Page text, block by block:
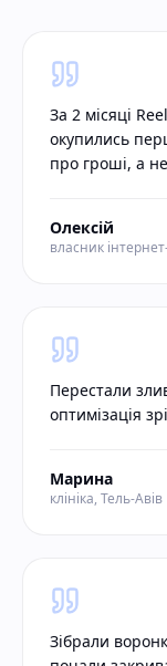
За 2 місяці
окупились
про гроші, а
Олексій
власник
Перестали
оптимізація
Марина
клініка, Тель-Авів
Зібрали